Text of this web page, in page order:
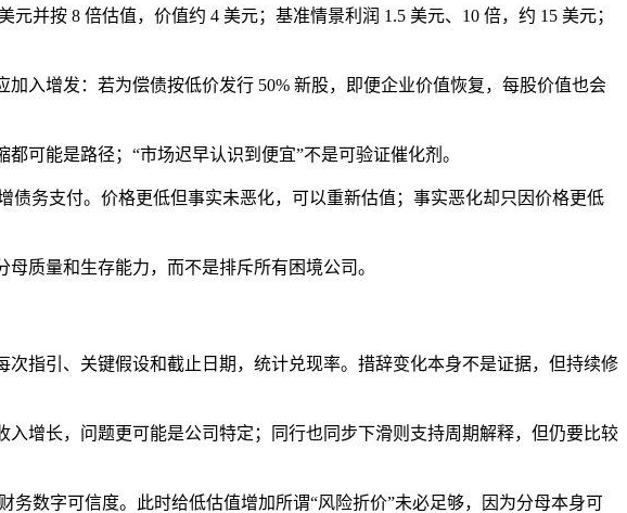
并按 8 倍估值，价值约 4 美元；基准情景利润 1.5 美元、10 倍，约 15 美元；
入增发：若为偿债按低价发行 50% 新股，即便企业价值恢复，每股价值也会
可能是路径；“市场迟早认识到便宜”不是可验证催化剂。
务支付。价格更低但事实未恶化，可以重新估值；事实恶化却只因价格更低
质量和生存能力，而不是排斥所有困境公司。
指引、关键假设和截止日期，统计兑现率。措辞变化本身不是证据，但持续修
增长，问题更可能是公司特定；同行也同步下滑则支持周期解释，但仍要比较
数字可信度。此时给低估值增加所谓“风险折价”未必足够，因为分母本身可